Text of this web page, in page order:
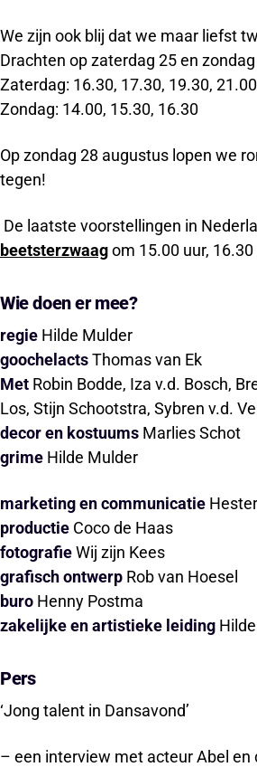
We zijn ook blij dat we maar liefst
Drachten op zaterdag 25 en
Zaterdag: 16.30, 17.30, 19.30, 21.00
Zondag: 14.00, 15.30, 16.30
Op zondag 28 augustus lopen we
tegen!
De laatste voorstellingen in
beetsterzwaagom 15.00 uur,
Wie doen er mee?
regie Hilde Mulder
goochelactsThomas van Ek
Met Robin Bodde, Iza v.d. Bosch,
Los, Stijn Schootstra, Sybren v.d.
decor en kostuums Marlies Schot
grime Hilde Mulder
marketingen communicatie
productie Coco de Haas
fotografieWij zijn Kees
grafisch ontwerp Rob van Hoesel
buro Henny Postma
zakelijke en artistieke leiding
Pers
‘Jong talent in Dansavond’
– een interview met acteur Abel en